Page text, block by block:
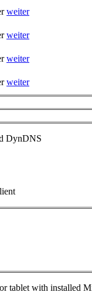
weiter
weiter
weiter
weiter
DynDNS
tablet with